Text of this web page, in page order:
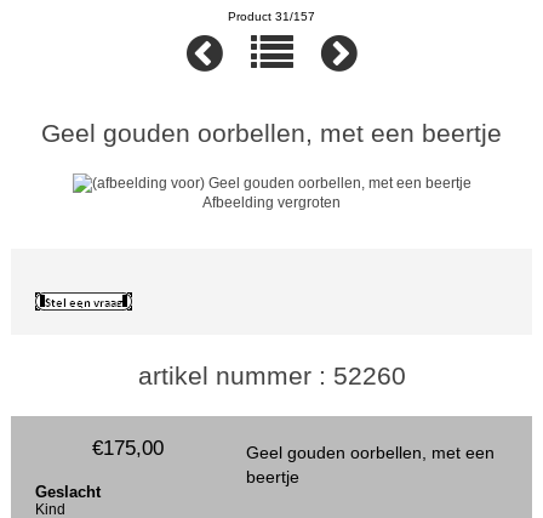
Product 31/157
Geel gouden oorbellen, met een beertje
Afbeelding vergroten
artikel nummer : 52260
Geel gouden oorbellen, met een
beertje
€175,00
Geslacht
Kind